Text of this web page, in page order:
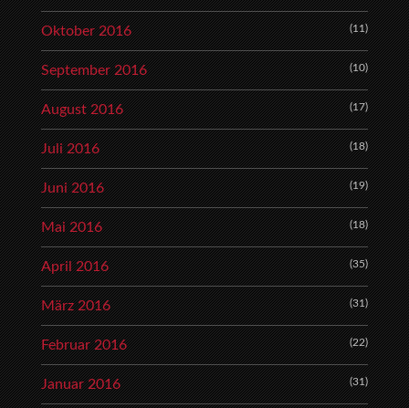
Oktober 2016 (11)
September 2016 (10)
August 2016 (17)
Juli 2016 (18)
Juni 2016 (19)
Mai 2016 (18)
April 2016 (35)
März 2016 (31)
Februar 2016 (22)
Januar 2016 (31)